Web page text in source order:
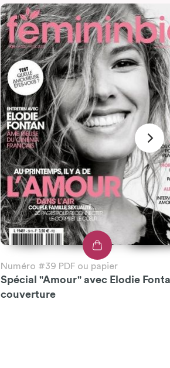
Numéro #39 PDF ou papier
Spécial "Amour" avec Elodie
couverture